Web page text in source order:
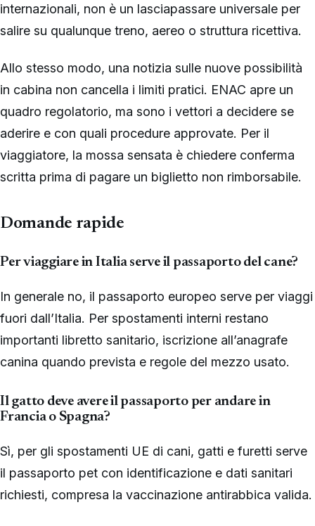
internazionali, non è un lasciapassare universale per
salire su qualunque treno, aereo o struttura ricettiva.
Allo stesso modo, una notizia sulle nuove possibilità
in cabina non cancella i limiti pratici. ENAC apre un
quadro regolatorio, ma sono i vettori a decidere se
aderire e con quali procedure approvate. Per il
viaggiatore, la mossa sensata è chiedere conferma
scritta prima di pagare un biglietto non rimborsabile.
Domande rapide
Per viaggiare in Italia serve il passaporto del cane?
In generale no, il passaporto europeo serve per viaggi
fuori dall’Italia. Per spostamenti interni restano
importanti libretto sanitario, iscrizione all’anagrafe
canina quando prevista e regole del mezzo usato.
Il gatto deve avere il passaporto per andare in
Francia o Spagna?
Sì, per gli spostamenti UE di cani, gatti e furetti serve
il passaporto pet con identificazione e dati sanitari
richiesti, compresa la vaccinazione antirabbica valida.